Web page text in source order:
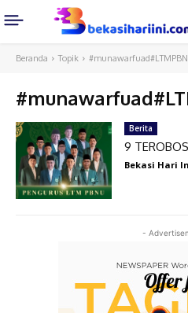
Beranda Topik
-
Berita
9
Bekasi Hari